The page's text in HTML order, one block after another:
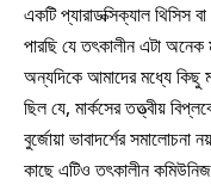
একটি প্যারাডক্সিক্যাল থিসিস
পারছি যে তৎকালীন এটা অনেক
অন্যদিকে আমাদের মধ্যে কিছু
ছিল যে, মার্কসের তত্ত্বীয়
বুর্জোয়া ভাবাদর্শের
কাছে এটিও তৎকালীন